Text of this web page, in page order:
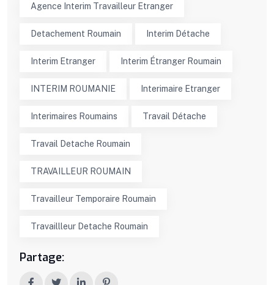
Agence Interim Travailleur Etranger
Detachement Roumain Interim Détache
Interim Etranger Interim Étranger Roumain
INTERIM ROUMANIE Interimaire Etranger
Interimaires Roumains Travail Détache
Travail Detache Roumain
TRAVAILLEUR ROUMAIN
Travailleur Temporaire Roumain
Travaillleur Detache Roumain
Partage: